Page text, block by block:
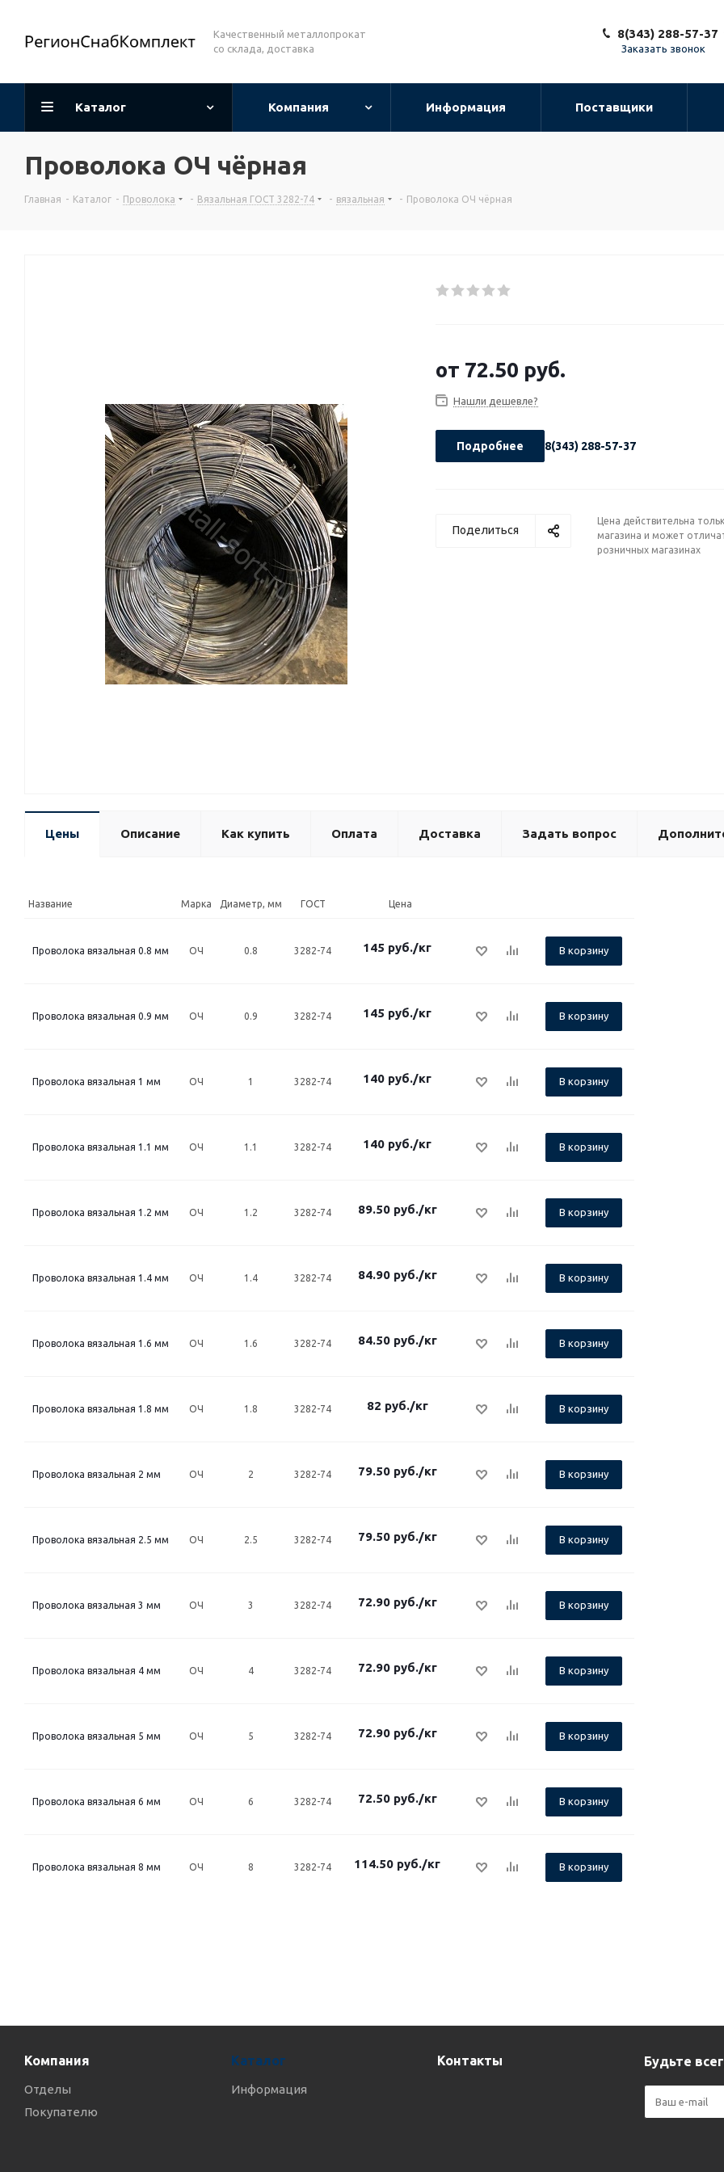
Качественный металлопрокат
со склада, доставка
8(343) 288-57-37
Заказать звонок
Каталог Компания Информация Поставщики
Проволока ОЧ чёрная
Главная - Каталог - Проволока - Вязальная ГОСТ 3282-74 - вязальная - Проволока ОЧ чёрная
от 72.50 руб.
Нашли дешевле?
Подробнее 8(343) 288-57-37
Поделиться
Цена действительна
магазина и может
розничных магазинах
Цены Описание Как купить Оплата Доставка Задать вопрос
Название Марка Диаметр, мм ГОСТ Цена
Проволока вязальная 0.8 мм ОЧ 0.8 3282-74 145 руб./кг В корзину
Проволока вязальная 0.9 мм ОЧ 0.9 3282-74 145 руб./кг В корзину
Проволока вязальная 1 мм ОЧ 1 3282-74 140 руб./кг В корзину
Проволока вязальная 1.1 мм ОЧ 1.1 3282-74 140 руб./кг В корзину
Проволока вязальная 1.2 мм ОЧ 1.2 3282-74 89.50руб./кг В корзину
Проволока вязальная 1.4 мм ОЧ 1.4 3282-74 84.90руб./кг В корзину
Проволока вязальная 1.6 мм ОЧ 1.6 3282-74 84.50руб./кг В корзину
Проволока вязальная 1.8 мм ОЧ 1.8 3282-74 82 руб./кг В корзину
Проволока вязальная 2 мм ОЧ 2 3282-74 79.50руб./кг В корзину
Проволока вязальная 2.5 мм ОЧ 2.5 3282-74 79.50руб./кг В корзину
Проволока вязальная 3 мм ОЧ 3 3282-74 72.90руб./кг В корзину
Проволока вязальная 4 мм ОЧ 4 3282-74 72.90руб./кг В корзину
Проволока вязальная 5 мм ОЧ 5 3282-74 72.90руб./кг В корзину
Проволока вязальная 6 мм ОЧ 6 3282-74 72.50руб./кг В корзину
Проволока вязальная 8 мм ОЧ 8 3282-74 114.50 руб./кг В корзину
Компания
Отделы
Покупателю
Каталог
Информация
Контакты Будьте